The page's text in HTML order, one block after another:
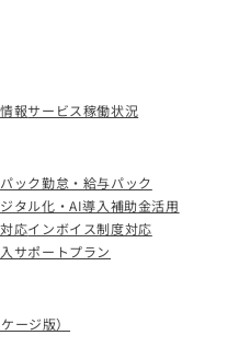
報サービス稼働状況
ック勤怠・給与パック
タル化・AI導入補助金活用
応インボイス制度対応
サポートプラン
ージ版）